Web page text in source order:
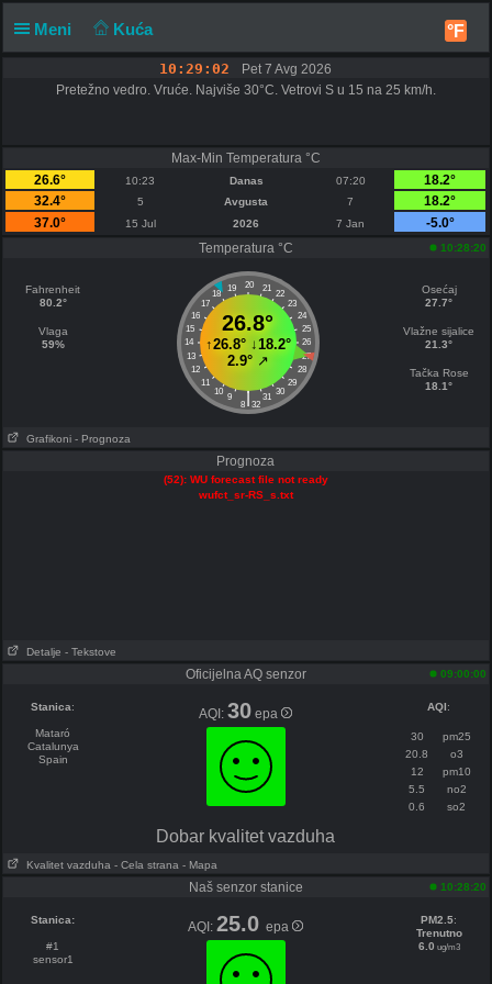
Meni Kuća °F
10:29:03
Pet 7 Avg 2026
Pretežno vedro. Vruće. Najviše 30°C. Vetrovi S u 15 na 25 km/h.
Max-Min Temperatura °C
26.6°
10:23 Danas 07:20
18.2°
32.4°
5 Avgusta 7
18.2°
37.0°
15 Jul 2026 7 Jan
-5.0°
Temperatura °C
10:28:20
Fahrenheit
80.2°
Vlaga
59%
20
19 21
18
22
17
23
16
24
15
25
14
26
13
27
12
28
11
29
10
30
9 31
|
8 32
26.8°
↑26.8°↓18.2°
2.9°↗
Osećaj
27.7°
Vlažne sijalice
21.3°
Tačka Rose
18.1°
Grafikoni - Prognoza
Prognoza
(52): WU forecast file not ready
wufct_sr-RS_s.txt
Detalje - Tekstove
Oficijelna AQ senzor 09:00:00
Stanica:
Mataró
Catalunya
Spain
AQI:30 epa AQI:
30
pm25
20.8
o3
12
pm10
5.5
no2
0.6
so2
Dobar kvalitet vazduha
Kvalitet vazduha - Cela strana - Mapa
Naš senzor stanice 10:28:20
Stanica:
#1
sensor1
AQI:25.0epa PM2.5:
Trenutno
6.0 ug/m3